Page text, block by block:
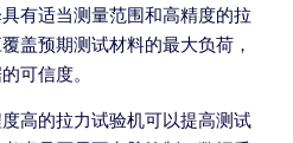
具有适当测量范围和高精度的拉
盖预期测试材料的最大负荷，
可信度。
度高的拉力试验机可以提高测试